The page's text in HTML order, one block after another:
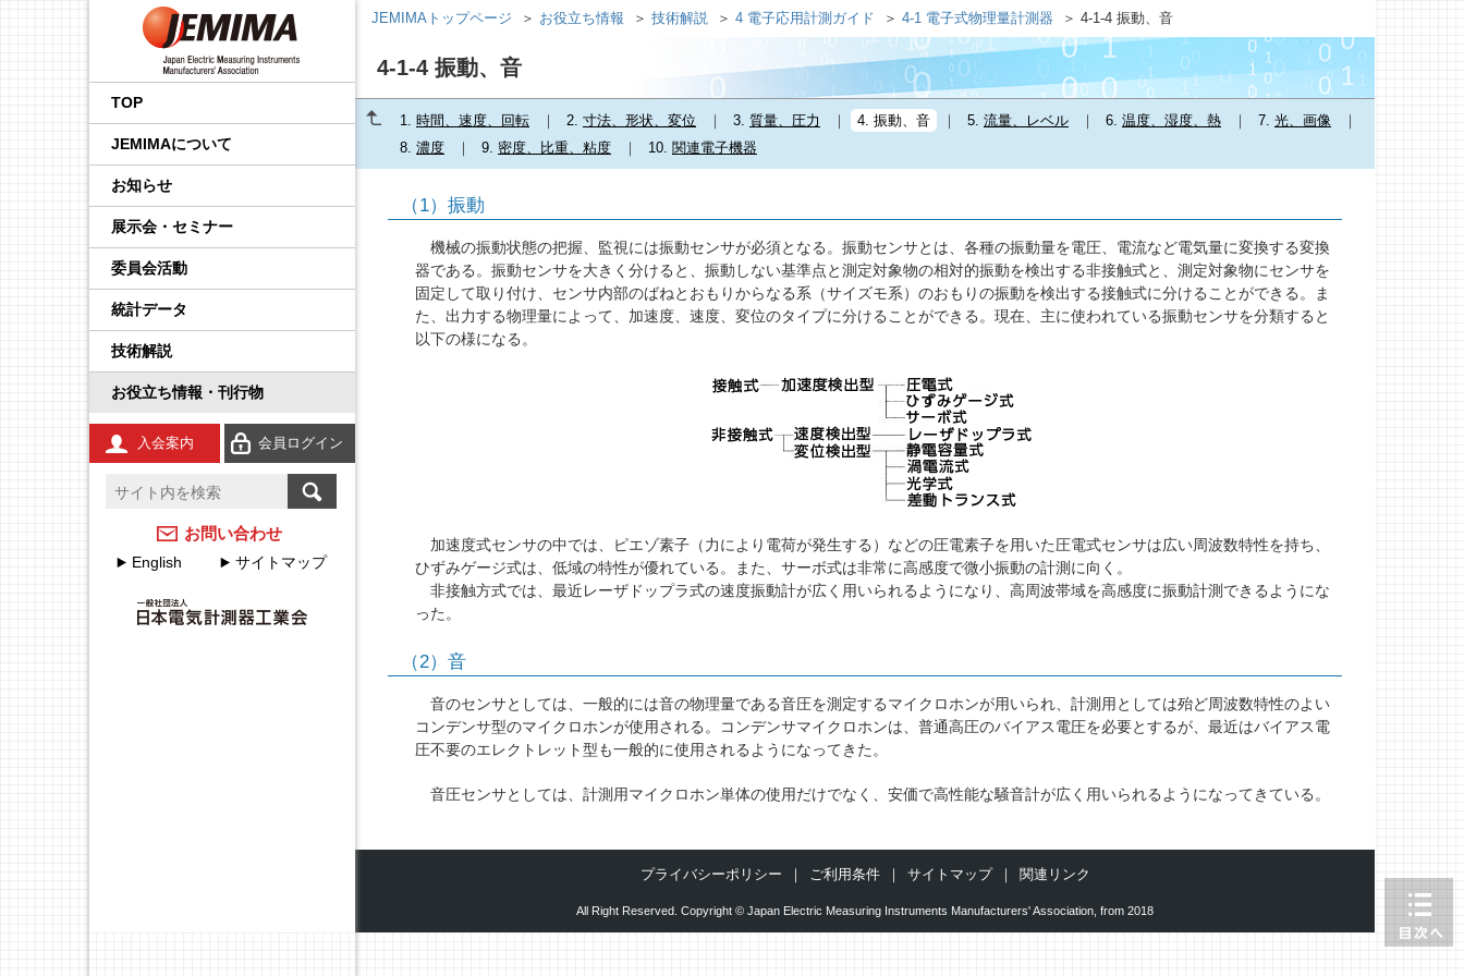
TOP
JEMIMAについて
会長挨拶
事業内容
国内外規制動向調査事業
国際標準化推進事業
技術開発テーマの探索事
広報事業
セミナー事業
会員一覧
品目から探す
役員一覧
定款・財務情報
ト
JEMIMA会報
アクセスマップ
後援・協賛の申請
JEMIMA会報への広告掲
載
JEMIMA主要行事（会員
お知らせ
プレスリリース
JEMIMAより
展示会・セミナー
展示会
セミナー・講演会
委員会活動
企画運営会議
IoT イノベーション推進委
基本機能部会
調査・統計委員会
広報委員会
IIFES推進WG
計測展 OSAKA 実行委員
会
製品安全・EMC委員会
輸出管理委員会
資材調達委員会
環境グリーン委員会
政策課題部会
エネルギー・イノベーシ
先端技術調査委員会
産業計測機器・システム
製品別部会
校正事業委員会
防爆計測委員会
電力量計委員会
電子測定器委員会
温度計測委員会
統計データ
技術解説
プロセス計測制御機器の
FA計測制御機器の技術解
説
電子応用計測ガイド
環境計測器の技術解説
放射線計測ガイド
工業用無線
安全計装システム（SIS）
温度計測のFAQ
お役立ち情報・刊行物
学生の皆さんへ
コンシェルジュ
JEMIMAのSDGsビジョン
刊行物
工業会規格
調査報告書
JCSSコーナー
JCSS（トレーサビリティ
JCSS（ISO/IEC 17025認
定）
よくある質問
登録事業者検索
JCSSに関する刊行物
JCSSリンク
JCSS連絡会のご案内
計測器メーカーのJCSS校
JEMIMAのJCSSの取組
JEMIMA JCSS校正サービ
IEC規格ドラフトの審議情
IEC概要
IEC TC一覧／IEC用語
動
入会案内
会員ログイン
お問い合わせ
English サイトマップ
JEMIMAトップページ お役立ち情報 技術解説 4 電子応用計測ガイド 4-1 電子式物理量計測器 4-1-4 振動、音
4-1-4 振動、音
1. 時間、速度、回転 2. 寸法、形状、変位 3. 質量、圧力 4. 振動、音 5. 流量、レベル 6. 温度、湿度、熱 7. 光、画像
8. 濃度 9. 密度、比重、粘度 10. 関連電子機器
（1）振動
機械の振動状態の把握、監視には振動センサが必須となる。振動センサとは、各種の振動量を電圧、電流など電気量に変換する変換
器である。振動センサを大きく分けると、振動しない基準点と測定対象物の相対的振動を検出する非接触式と、測定対象物にセンサを
固定して取り付け、センサ内部のばねとおもりからなる系（サイズモ系）のおもりの振動を検出する接触式に分けることができる。ま
た、出力する物理量によって、加速度、速度、変位のタイプに分けることができる。現在、主に使われている振動センサを分類すると
以下の様になる。
加速度式センサの中では、ピエゾ素子（力により電荷が発生する）などの圧電素子を用いた圧電式センサは広い周波数特性を持ち、
ひずみゲージ式は、低域の特性が優れている。また、サーボ式は非常に高感度で微小振動の計測に向く。
非接触方式では、最近レーザドップラ式の速度振動計が広く用いられるようになり、高周波帯域を高感度に振動計測できるようにな
った。
（2）音
音のセンサとしては、一般的には音の物理量である音圧を測定するマイクロホンが用いられ、計測用としては殆ど周波数特性のよい
コンデンサ型のマイクロホンが使用される。コンデンサマイクロホンは、普通高圧のバイアス電圧を必要とするが、最近はバイアス電
圧不要のエレクトレット型も一般的に使用されるようになってきた。
音圧センサとしては、計測用マイクロホン単体の使用だけでなく、安価で高性能な騒音計が広く用いられるようになってきている。
プライバシーポリシー ご利用条件 サイトマップ 関連リンク
All Right Reserved. Copyright © Japan Electric Measuring Instruments Manufacturers' Association, from 2018